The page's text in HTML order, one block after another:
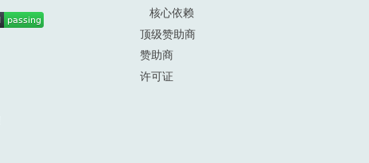
核心依赖
顶级赞助商
赞助商
许可证